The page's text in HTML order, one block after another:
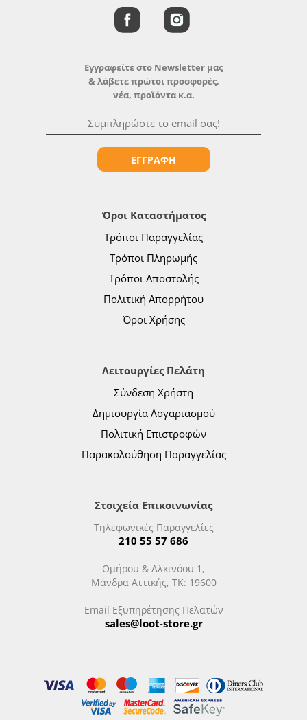
Όροι Καταστήματος
Τρόποι Παραγγελίας
Τρόποι Πληρωμής
Τρόποι Αποστολής
Πολιτική Απορρήτου
Όροι Χρήσης
Λειτουργίες Πελάτη
Σύνδεση Χρήστη
Δημιουργία Λογαριασμού
Πολιτική Επιστροφών
Παρακολούθηση Παραγγελίας
Στοιχεία Επικοινωνίας
Τηλεφωνικές Παραγγελίες
210 55 57 686
Ομήρου & Αλκινόου 1,
Μάνδρα Αττικής, ΤΚ: 19600
Email Εξυπηρέτησης Πελατών
sales@loot-store.gr
Εγγραφείτε στο Newsletter μας
& λάβετε πρώτοι προσφορές,
νέα, προϊόντα κ.α.
ΕΓΓΡΑΦΗ